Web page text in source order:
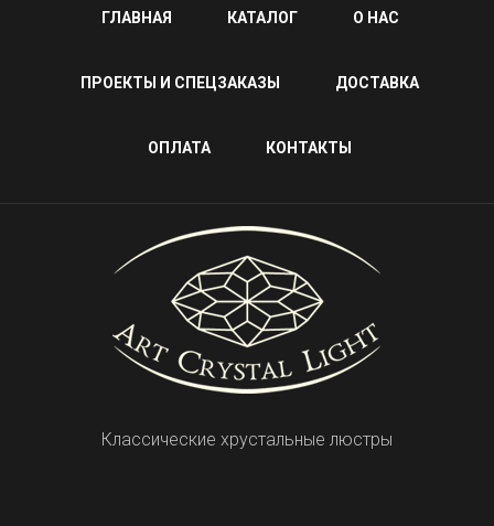
ГЛАВНАЯ КАТАЛОГ О НАС
ПРОЕКТЫ И СПЕЦЗАКАЗЫ ДОСТАВКА
ОПЛАТА КОНТАКТЫ
Классические хрустальные люстры